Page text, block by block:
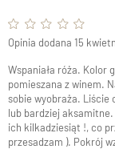
Wspaniała róża. Kolor
pomieszana z winem.
sobie wyobraża. Liście
lub bardziej
ich kilkadziesiąt !, co
przesadzam ). Pokrój
Opinia dodana 15